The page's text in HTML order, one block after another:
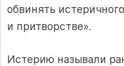
обвинять
и притворстве».
Истерию называли